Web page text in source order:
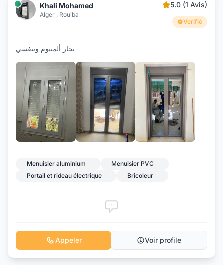
Khali Mohamed
Alger , Rouiba
5.0 (1 Avis)
Verifié
نجار ألمنيوم وبيفسي
Menuisier aluminium
Menuisier PVC
Portail et rideau électrique
Bricoleur
Appeler Voir profile